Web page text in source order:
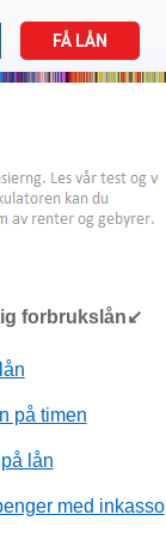
FÅ LÅN
forbrukslån↙
på timen
lån
med inkasso